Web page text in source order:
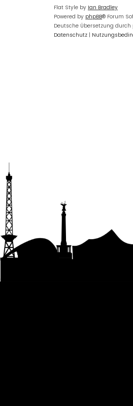
Flat Style by Ian Bradley
Powered by phpBB® Forum
Deutsche Übersetzung durch
Datenschutz |